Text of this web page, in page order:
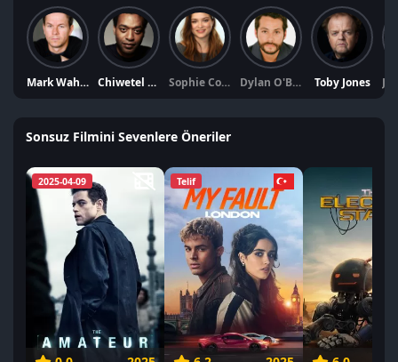
Mark Wahlberg Chiwetel Ejiofor Sophie Cookson Dylan O'Brien Toby Jones
Sonsuz Filmini Sevenlere Öneriler
2025-04-09 Telif